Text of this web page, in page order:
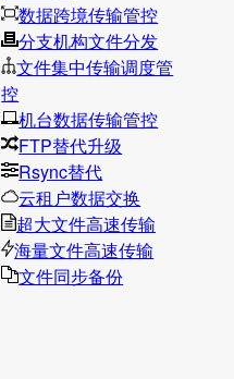
数据跨境传输管控
分支机构文件分发
文件集中传输调度管
控
机台数据传输管控
FTP替代升级
Rsync替代
云租户数据交换
超大文件高速传输
海量文件高速传输
文件同步备份